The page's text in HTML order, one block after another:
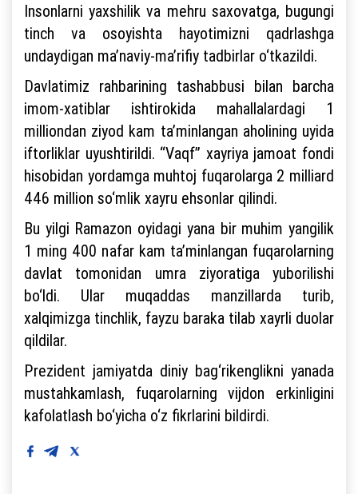
Insonlarni yaxshilik va mehru saxovatga, bugungi
tinch va osoyishta hayotimizni qadrlashga
undaydigan ma’naviy-ma’rifiy tadbirlar o‘tkazildi.
Davlatimiz rahbarining tashabbusi bilan barcha
imom-xatiblar ishtirokida mahallalardagi 1
milliondan ziyod kam ta’minlangan aholining uyida
iftorliklar uyushtirildi. “Vaqf” xayriya jamoat fondi
hisobidan yordamga muhtoj fuqarolarga 2 milliard
446 million so‘mlik xayru ehsonlar qilindi.
Bu yilgi Ramazon oyidagi yana bir muhim yangilik
1 ming 400 nafar kam ta’minlangan fuqarolarning
davlat tomonidan umra ziyoratiga yuborilishi
bo‘ldi. Ular muqaddas manzillarda turib,
xalqimizga tinchlik, fayzu baraka tilab xayrli duolar
qildilar.
Prezident jamiyatda diniy bag‘rikenglikni yanada
mustahkamlash, fuqarolarning vijdon erkinligini
kafolatlash bo‘yicha o‘z fikrlarini bildirdi.